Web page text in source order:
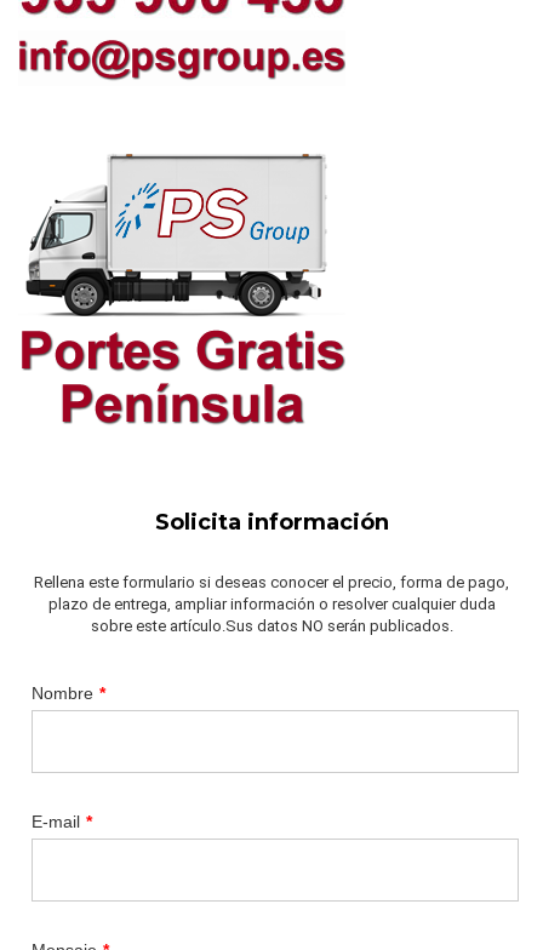
Solicita información
Rellena este formulario si deseas conocer el precio, forma de pago,
plazo de entrega, ampliar información o resolver cualquier duda
sobre este artículo.Sus datos NO serán publicados.
Nombre *
E-mail *